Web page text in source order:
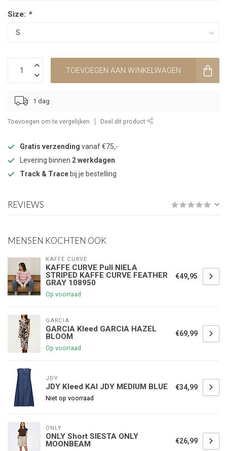
Size: *
TOEVOEGEN AAN WINKELWAGEN
1 dag
Toevoegen om te vergelijken Deel dit product
Gratis verzending vanaf €75,-
Levering binnen 2 werkdagen
Track & Trace bij je bestelling
REVIEWS
MENSEN KOCHTEN OOK
KAFFE CURVE
KAFFE CURVE Pull NIELA
STRIPED KAFFE CURVE FEATHER
GRAY 108950
Op voorraad
€49,95
GARCIA
GARCIA Kleed GARCIA HAZEL
BLOOM
Op voorraad
€69,99
JDY
JDY Kleed KAI JDY MEDIUM BLUE
Niet op voorraad
€34,99
ONLY
ONLY Short SIESTA ONLY
MOONBEAM
€26,99